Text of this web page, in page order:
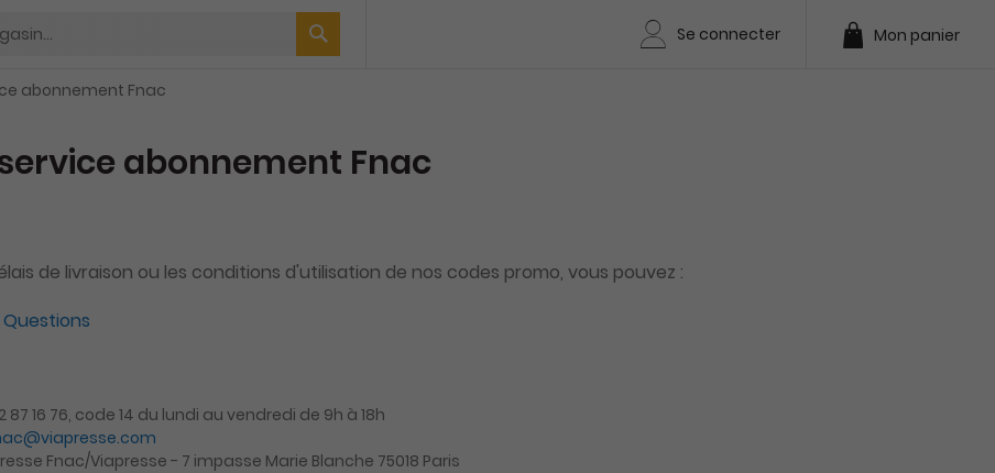
Se connecter Mon panier
abonnement Fnac
abonnement Fnac
de livraison ou les conditions d'utilisation de nos codes promo, vous pouvez :
87 16 76, code 14 du lundi au vendredi de 9h à 18h
Fnac/Viapresse - 7 impasse Marie Blanche 75018 Paris